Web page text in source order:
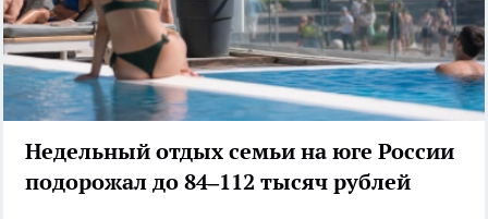
Недельный отдых семьи на юге России
подорожал до 84–112 тысяч рублей